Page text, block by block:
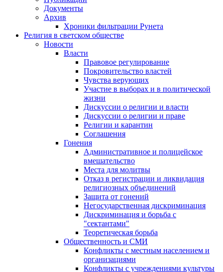
Документы
Архив
Хроники фильтрации Рунета
Религия в светском обществе
Новости
Власти
Правовое регулирование
Покровительство властей
Чувства верующих
Участие в выборах и в политической
жизни
Дискуссии о религии и власти
Дискуссии о религии и праве
Религии и карантин
Соглашения
Гонения
Административное и полицейское
вмешательство
Места для молитвы
Отказ в регистрации и ликвидация
религиозных объединений
Защита от гонений
Негосударственная дискриминация
Дискриминация и борьба с
"сектантами"
Теоретическая борьба
Общественность и СМИ
Конфликты с местным населением и
организациями
Конфликты с учреждениями культуры